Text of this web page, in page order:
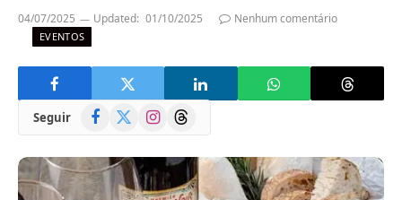
04/07/2025 Updated: 01/10/2025 Nenhum comentário
EVENTOS
Seguir Facebook
(Twitter)
InstagramThreads